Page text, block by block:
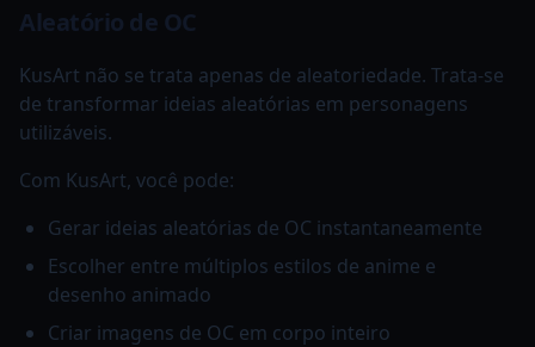
Aleatório de OC
KusArt não se trata apenas de aleatoriedade. Trata-se
de transformar ideias aleatórias em personagens
utilizáveis.
Com KusArt, você pode:
Gerar ideias aleatórias de OC instantaneamente
Escolher entre múltiplos estilos de anime e
desenho animado
Criar imagens de OC em corpo inteiro